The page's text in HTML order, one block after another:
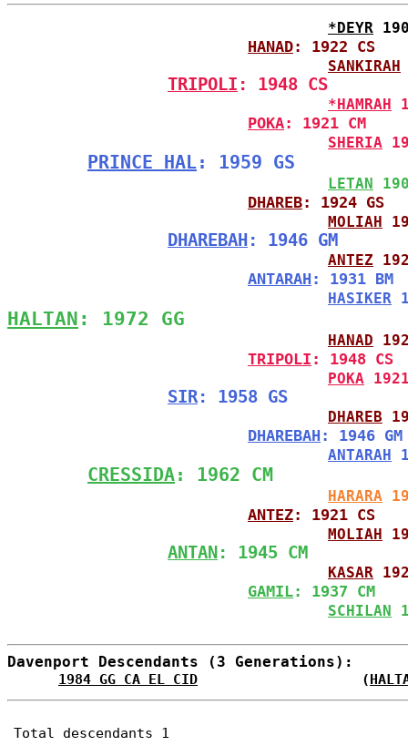
*DEYR
HANAD: 1922 CS
SANKIRAH
TRIPOLI : 1948 CS
*HAMRAH
POKA: 1921 CM
SHERIA
PRINCE HAL: 1959 GS
LETAN
DHAREB: 1924 GS
MOLIAH
DHAREBAH: 1946 GM
ANTEZ
ANTARAH : 1931 BM
HASIKER
HALTAN : 1972 GG
HANAD
TRIPOLI : 1948 CS
POKA
SIR: 1958 GS
DHAREB
DHAREBAH : 1946 GM
ANTARAH
CRESSIDA: 1962 CM
HARARA
ANTEZ: 1921 CS
MOLIAH
ANTAN: 1945 CM
KASAR
GAMIL: 1937 CM
SCHILAN
Davenport Descendants (3 Generations):
1984 GG CA EL CID
                    (
Total descendants 1